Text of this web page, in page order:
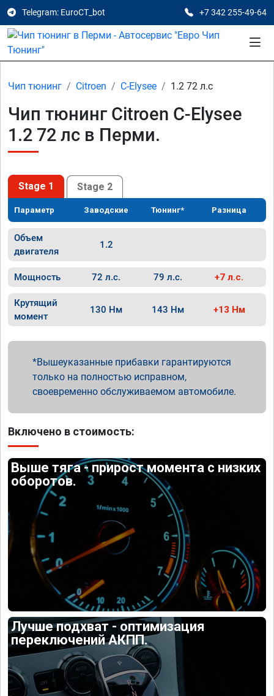
Telegram: EuroCT_bot +7 342 255-49-64
Чип тюнинг Citroen C-Elysee 1.2 72 л.с
Чип тюнинг Citroen C-Elysee
1.2 72 лс в Перми.
Stage 1 Stage 2
Параметр Заводские Тюнинг* Разница
Объем
двигателя
1.2
Мощность 72 л.с. 79 л.с. +7 л.с.
Крутящий
момент
130 Нм 143 Нм +13 Нм
Вышеуказанные прибавки гарантируются
только на полностью исправном,
своевременно обслуживаемом автомобиле.
Включено в стоимость:
Выше тяга - прирост момента с низких
оборотов.
Лучше подхват - оптимизация
переключений АКПП.